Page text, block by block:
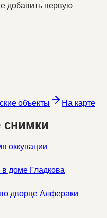
добавить первую
объекты На карте
оккупации
доме Гладкова
дворце Алфераки